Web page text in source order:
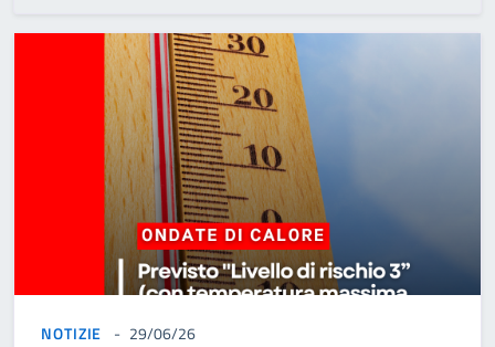
NOTIZIE 29/06/26